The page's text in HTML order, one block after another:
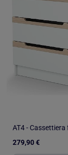
279,90 €